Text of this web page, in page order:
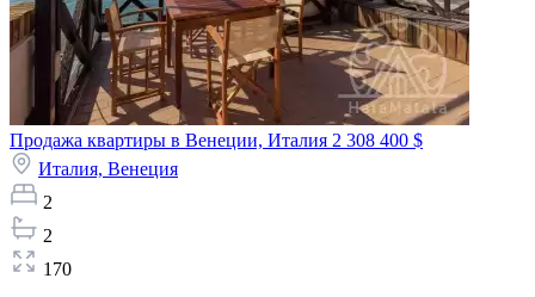
Продажа квартиры в Венеции, Италия 2 308 400 $
Италия, Венеция
2
2
170